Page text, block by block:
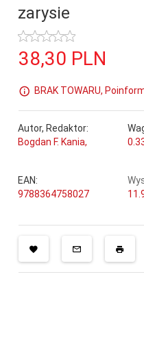
zarysie
38,30 PLN
BRAK TOWARU,
Autor, Redaktor:
Bogdan F. Kania,
EAN:
9788364758027